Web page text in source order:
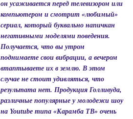
он усаживается перед телевизором или
компьютером и смотрит «любимый»
сериал, который буквально напичкан
негативными моделями поведения.
Получается, что вы утром
поднимаете свои вибрации, а вечером
втаптываете их в землю. В этом
случае не стоит удивляться, что
результата нет. Продукция Голливуда,
различные популярные у молодежи шоу
на Youtube типа «Карамба ТВ» очень